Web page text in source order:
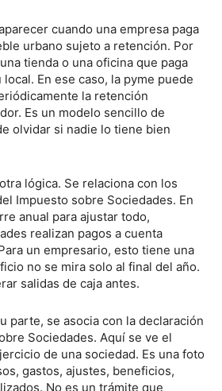
cuando una empresa paga
urbano sujeto a retención. Por
tienda o una oficina que paga
En ese caso, la pyme puede
la retención
Es un modelo sencillo de
olvidar si nadie lo tiene bien
lógica. Se relaciona con los
Impuesto sobre Sociedades. En
anual para ajustar todo,
realizan pagos a cuenta
un empresario, esto tiene una
no se mira solo al final del año.
salidas de caja antes.
parte, se asocia con la declaración
Sociedades. Aquí se ve el
de una sociedad. Es una foto
gastos, ajustes, beneficios,
No es un trámite que